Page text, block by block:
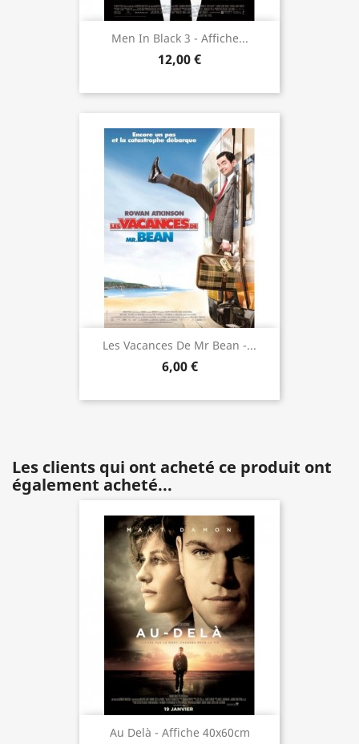
Men In Black 3 - Affiche...
12,00 €
Les Vacances De Mr Bean -...
6,00 €
Les clients qui ont acheté ce produit ont
également acheté...
Au Delà - Affiche 40x60cm